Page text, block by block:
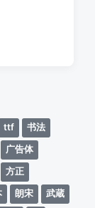
ttf
书法
广告体
方正
朗宋
武蔵